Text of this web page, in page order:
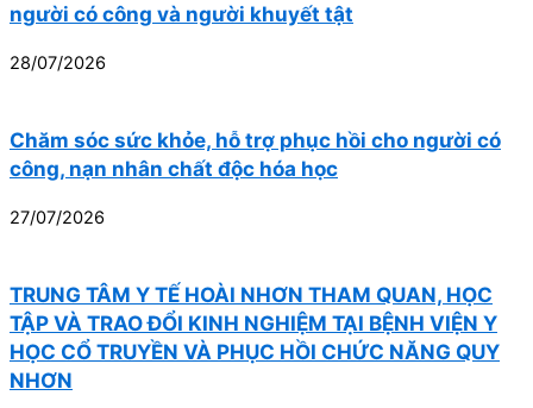
người có công và người khuyết tật
28/07/2026
Chăm sóc sức khỏe, hỗ trợ phục hồi cho người có
công, nạn nhân chất độc hóa học
27/07/2026
TRUNG TÂM Y TẾ HOÀI NHƠN THAM QUAN, HỌC
TẬP VÀ TRAO ĐỔI KINH NGHIỆM TẠI BỆNH VIỆN Y
HỌC CỔ TRUYỀN VÀ PHỤC HỒI CHỨC NĂNG QUY
NHƠN